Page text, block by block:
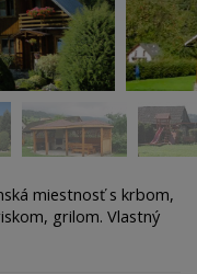
miestnosť s krbom,
grilom. Vlastný